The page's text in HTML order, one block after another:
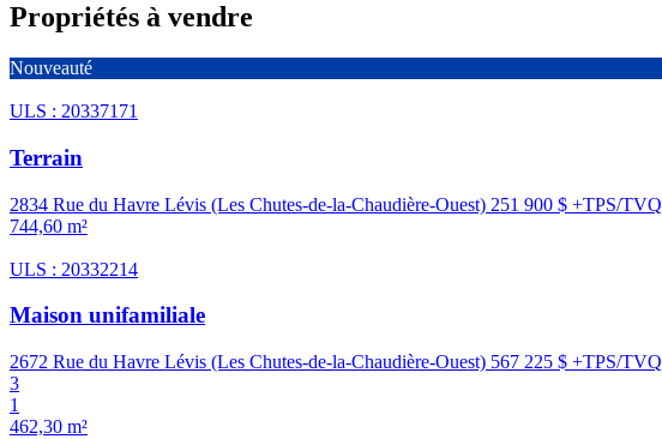
Propriétés à vendre
Nouveauté
ULS : 20337171
Terrain
2834 Rue du Havre Lévis (Les Chutes-de-la-Chaudière-Ouest) 251 900 $ +TPS/TVQ
744,60 m²
ULS : 20332214
Maison unifamiliale
2672 Rue du Havre Lévis (Les Chutes-de-la-Chaudière-Ouest) 567 225 $ +TPS/TVQ
3
1
462,30 m²